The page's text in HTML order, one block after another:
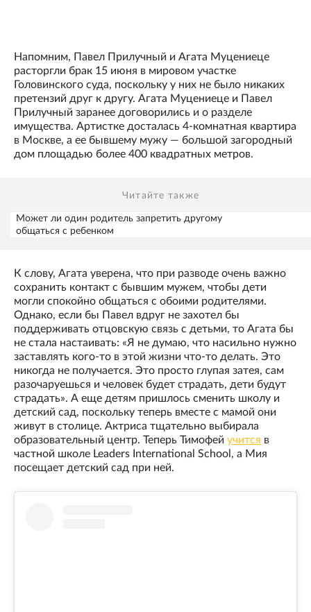
Напомним, Павел Прилучный и Агата Муцениеце
расторгли брак 15 июня в мировом участке
Головинского суда, поскольку у них не было никаких
претензий друг к другу. Агата Муцениеце и Павел
Прилучный заранее договорились и о разделе
имущества. Артистке досталась 4-комнатная квартира
в Москве, а ее бывшему мужу — большой загородный
дом площадью более 400 квадратных метров.
Читайте также
Может ли один родитель запретить другому
общаться с ребенком
К слову, Агата уверена, что при разводе очень важно
сохранить контакт с бывшим мужем, чтобы дети
могли спокойно общаться с обоими родителями.
Однако, если бы Павел вдруг не захотел бы
поддерживать отцовскую связь с детьми, то Агата бы
не стала настаивать: «Я не думаю, что насильно нужно
заставлять кого-то в этой жизни что-то делать. Это
никогда не получается. Это просто глупая затея, сам
разочаруешься и человек будет страдать, дети будут
страдать». А еще детям пришлось сменить школу и
детский сад, поскольку теперь вместе с мамой они
живут в столице. Актриса тщательно выбирала
образовательный центр. Теперь Тимофей учится в
частной школе Leaders International School, а Мия
посещает детский сад при ней.